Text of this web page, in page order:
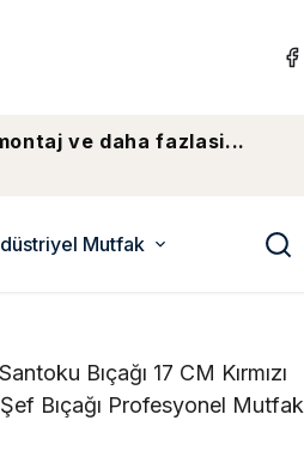
ve daha fazlasi...
Mutfak
Bıçağı 17 CM Kırmızı
Bıçağı Profesyonel Mutfak